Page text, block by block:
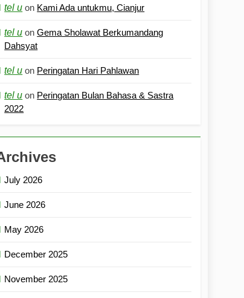
tel u on Kami Ada untukmu, Cianjur
tel u onGema Sholawat Berkumandang
Dahsyat
tel u on Peringatan Hari Pahlawan
tel u on Peringatan Bulan Bahasa & Sastra
2022
July 2026
June 2026
May 2026
December 2025
November 2025